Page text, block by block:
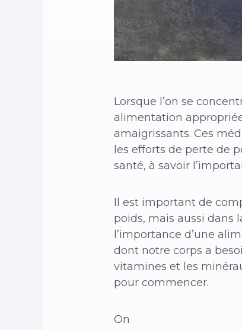
Lorsque l’on se
alimentation
amaigrissants. Ces
les efforts de perte de
santé, à savoir
Il est important de
poids, mais aussi dans
l’importance d’une
dont notre corps a
vitamines et les
pour commencer.
On